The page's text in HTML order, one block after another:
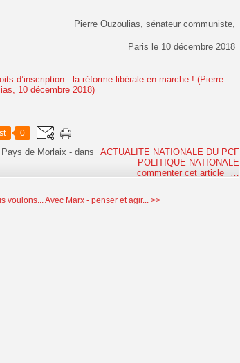
Pierre Ouzoulias, sénateur communiste,
Paris le 10 décembre 2018
0
de Morlaix -dans
ACTUALITE NATIONALE DU PCF
POLITIQUE NATIONALE
commenter cet article
…
voulons...Avec Marx - penser et agir... >>